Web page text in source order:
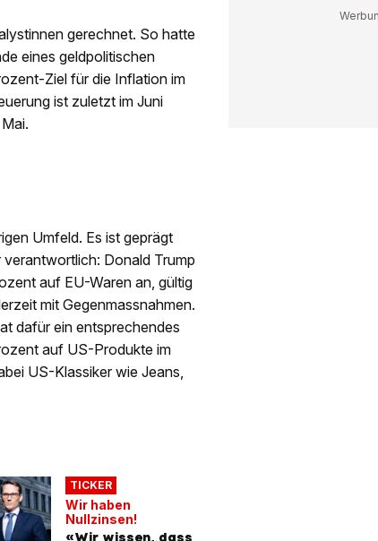
gerechnet. So hatte
eines geldpolitischen
Ziel für die Inflation im
ist zuletzt im Juni
Umfeld. Es ist geprägt
Donald Trump
auf EU-Waren an, gültig
mit Gegenmassnahmen.
dafür ein entsprechendes
auf US-Produkte im
US-Klassiker wie Jeans,
TICKER
Wir haben
Nullzinsen!
«Wir wissen, dass